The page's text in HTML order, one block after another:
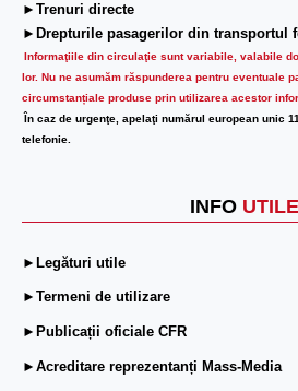
►Trenuri directe
►Drepturile pasagerilor din transportul
Informaţiile din circulaţie sunt variabile, valabile
lor. Nu ne asumăm răspunderea pentru eventuale
circumstanțiale produse prin utilizarea acestor
În caz de urgenţe, apelaţi numărul european unic
telefonie.
INFO UTILE
►Legături utile
►Termeni de utilizare
►Publicații oficiale CFR
►Acreditare reprezentanți Mass-Media